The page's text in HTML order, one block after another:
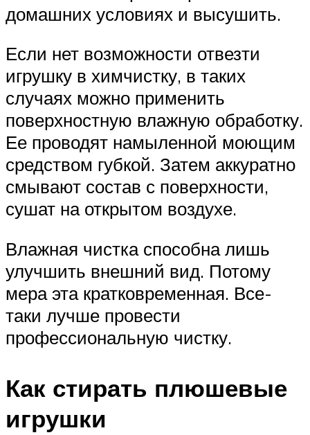
домашних условиях и высушить.
Если нет возможности отвезти
игрушку в химчистку, в таких
случаях можно применить
поверхностную влажную обработку.
Ее проводят намыленной моющим
средством губкой. Затем аккуратно
смывают состав с поверхности,
сушат на открытом воздухе.
Влажная чистка способна лишь
улучшить внешний вид. Потому
мера эта кратковременная. Все-
таки лучше провести
профессиональную чистку.
Как стирать плюшевые
игрушки